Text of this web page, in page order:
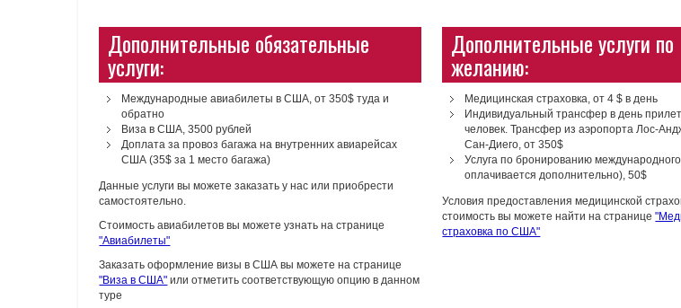
Дополнительные обязательные
услуги:
Международные авиабилеты в США, от 350$ туда и
обратно
Виза в США, 3500 рублей
Доплата за провоз багажа на внутренних авиарейсах
США (35$ за 1 место багажа)
Данные услуги вы можете заказать у нас или приобрести
самостоятельно.
Стоимость авиабилетов вы можете узнать на странице
"Авиабилеты"
Заказать оформление визы в США вы можете на странице
"Виза в США" или отметить соответствующую опцию в данном
туре
Дополнительные услуги по
желанию:
Медицинская страховка, от 4 $ в день
Индивидуальный трансфер в день
человек. Трансфер из аэропорта Лос-
Сан-Диего, от 350$
Услуга по бронированию
оплачивается дополнительно), 50$
Условия предоставления медицинской
стоимость вы можете найти на странице
страховка по США"